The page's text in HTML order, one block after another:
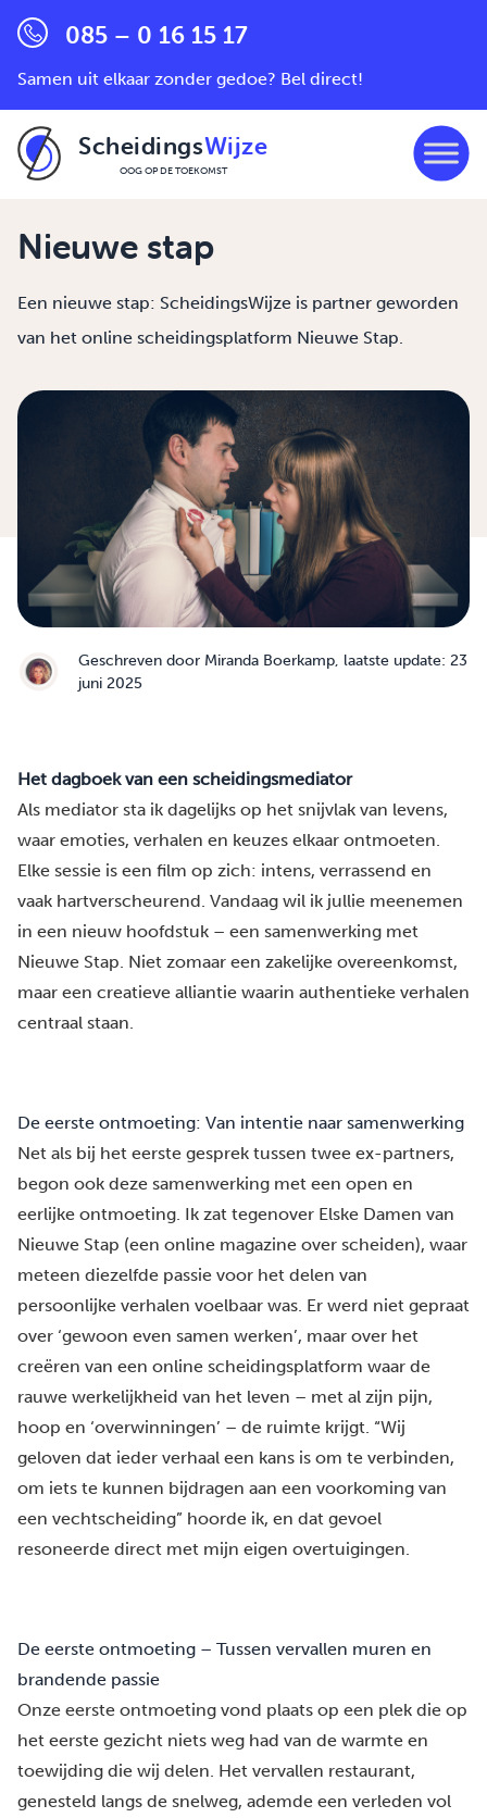
085 – 0 16 15 17
Samen uit elkaar zonder gedoe? Bel direct!
ScheidingsWijze
OOG OP DE TOEKOMST
Nieuwe stap
Een nieuwe stap: ScheidingsWijze is partner geworden
van het online scheidingsplatform Nieuwe Stap.
Geschreven door Miranda Boerkamp, laatste update: 23
juni 2025
Het dagboek van een scheidingsmediator
Als mediator sta ik dagelijks op het snijvlak van levens,
waar emoties, verhalen en keuzes elkaar ontmoeten.
Elke sessie is een film op zich: intens, verrassend en
vaak hartverscheurend. Vandaag wil ik jullie meenemen
in een nieuw hoofdstuk – een samenwerking met
Nieuwe Stap. Niet zomaar een zakelijke overeenkomst,
maar een creatieve alliantie waarin authentieke verhalen
centraal staan.
De eerste ontmoeting: Van intentie naar samenwerking
Net als bij het eerste gesprek tussen twee ex-partners,
begon ook deze samenwerking met een open en
eerlijke ontmoeting. Ik zat tegenover Elske Damen van
Nieuwe Stap (een online magazine over scheiden), waar
meteen diezelfde passie voor het delen van
persoonlijke verhalen voelbaar was. Er werd niet gepraat
over ‘gewoon even samen werken’, maar over het
creëren van een online scheidingsplatform waar de
rauwe werkelijkheid van het leven – met al zijn pijn,
hoop en ‘overwinningen’ – de ruimte krijgt. “Wij
geloven dat ieder verhaal een kans is om te verbinden,
om iets te kunnen bijdragen aan een voorkoming van
een vechtscheiding” hoorde ik, en dat gevoel
resoneerde direct met mijn eigen overtuigingen.
De eerste ontmoeting – Tussen vervallen muren en
brandende passie
Onze eerste ontmoeting vond plaats op een plek die op
het eerste gezicht niets weg had van de warmte en
toewijding die wij delen. Het vervallen restaurant,
genesteld langs de snelweg, ademde een verleden vol